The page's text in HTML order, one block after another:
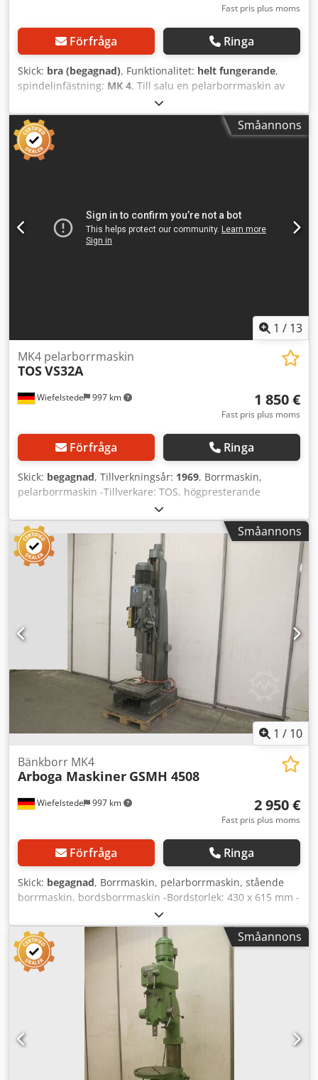
Fast pris plus moms
Förfråga Ringa
Skick: bra (begagnad), Funktionalitet: helt fungerande,
spindelinfästning: MK 4, Till salu en pelarborrmaskin av
märket Alzmetall i gott, begagnat skick, som visas på
bilderna. Tekniska data: • Tillverkare: Alzmetall • Modell:
AB4-SV • Varvtal: ca 60–765 varv/min • Slaglängd: ca 180
mm • Matningshastigheter: 0,15 / 0,2 / 0,3 / 0,36 mm/varv •
Bordsstorlek: ca 600 x 450 mm • Utrustad med
Fraktkostnad via transportföretag: ca 190 €. Internationella
köpare är välkomna! Du får en faktura med specificerad
moms. Inspektion/avhämtning är möjligt efter
Småannons
1 / 13
Wiefelstede 997 km
MK4 pelarborrmaskin
TOSVS32A
1 850 €
Fast pris plus moms
Förfråga Ringa
Skick: begagnad, Tillverkningsår: 1969, Borrmaskin,
pelarborrmaskin -Tillverkare: TOS, högpresterande
pelarborrmaskin typ 40 TF/C -Motor: MEZ 2,2 kW -Varvtal:
56 - 2240 varv/min Chedpehck U Isfx Ad Sja -Bordstorlek:
400 x 315 mm, vandringsväg 600 mm -Spindelupptagning:
MK4 -Spindelslag: 165 mm -Utligg: 290 mm -Pelarens Ø:
140 mm -Mått: 1200/650/H1990 mm -Vikt: 602 kg
Småannons
1 / 10
Wiefelstede 997 km
Bänkborr MK4
Arboga Maskiner GSMH 4508
2 950 €
Fast pris plus moms
Förfråga Ringa
Skick: begagnad, Borrmaskin, pelarborrmaskin, stående
borrmaskin, bordsborrmaskin -Bordstorlek: 430 x 615 mm -
Spindelupptagning: MK4 -Avstånd mellan spindel och
pelare: 365 mm -Varvtal: 63-800 varv/min -Spindelslag: 195
mm -Växellåda Chododyb Htjpfx Ad Sja -Matning: 0,1-0,4
mm/varv -Vattenskyld -Mått: 730/1040/H2640 mm -Vikt:
1026 kg
Småannons